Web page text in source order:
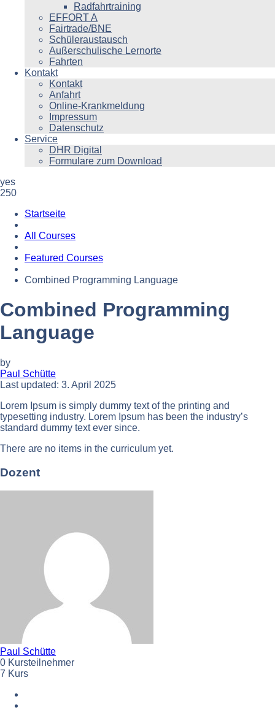
Radfahrtraining
EFFORT A
Fairtrade/BNE
Schüleraustausch
Außerschulische Lernorte
Fahrten
Kontakt
Kontakt
Anfahrt
Online-Krankmeldung
Impressum
Datenschutz
Service
DHR Digital
Formulare zum Download
yes
250
Startseite
All Courses
Featured Courses
Combined Programming Language
Combined Programming
Language
by
Paul Schütte
Last updated: 3. April 2025
Lorem Ipsum is simply dummy text of the printing and
typesetting industry. Lorem Ipsum has been the industry’s
standard dummy text ever since.
There are no items in the curriculum yet.
Dozent
Paul Schütte
0 Kursteilnehmer
7 Kurs